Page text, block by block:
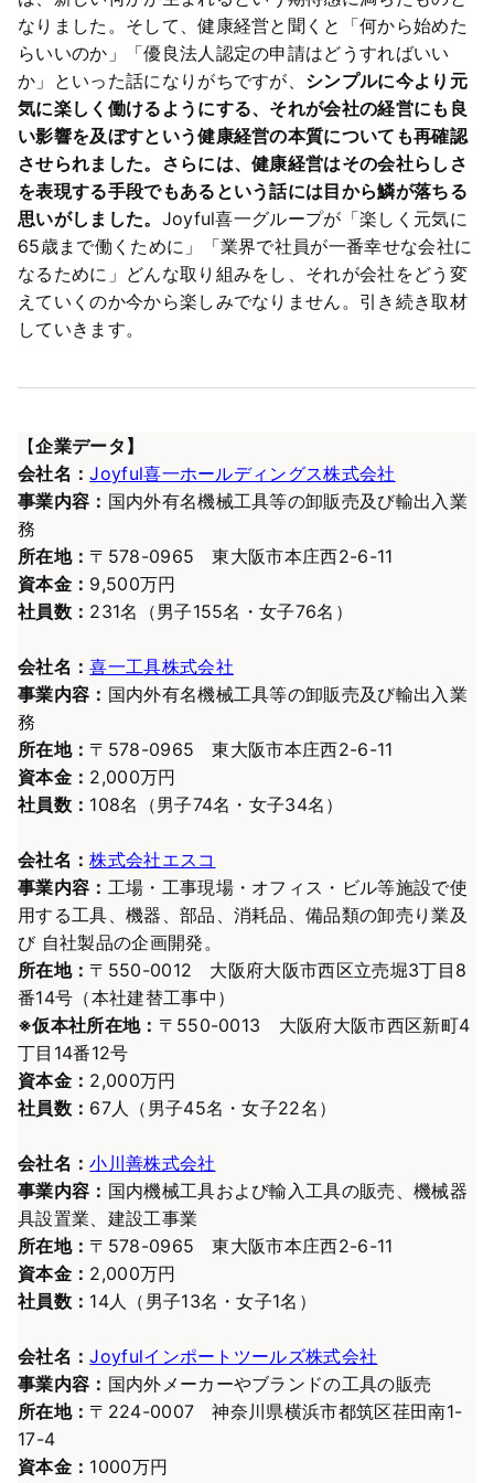
なりました。そして、健康経営と聞くと「何から始めた
らいいのか」「優良法人認定の申請はどうすればいい
か」といった話になりがちですが、 シンプルに今より元
気に楽しく働けるようにする、それが会社の経営にも良
い影響を及ぼすという健康経営の本質についても再確認
させられました。さらには、健康経営はその会社らしさ
を表現する手段でもあるという話には目から鱗が落ちる
思いがしました。 Joyful喜一グループが「楽しく元気に
65歳まで働くために」「業界で社員が一番幸せな会社に
なるために」どんな取り組みをし、それが会社をどう変
えていくのか今から楽しみでなりません。引き続き取材
していきます。
【企業データ】
会社名：Joyful喜一ホールディングス株式会社
事業内容： 国内外有名機械工具等の卸販売及び輸出入業
務
所在地： 〒578-0965 東大阪市本庄西2-6-11
資本金： 9,500万円
社員数： 231名（男子155名・女子76名）
会社名：喜一工具株式会社
事業内容： 国内外有名機械工具等の卸販売及び輸出入業
務
所在地： 〒578-0965 東大阪市本庄西2-6-11
資本金： 2,000万円
社員数： 108名（男子74名・女子34名）
会社名：株式会社エスコ
事業内容： 工場・工事現場・オフィス・ビル等施設で使
用する工具、機器、部品、消耗品、備品類の卸売り業及
び 自社製品の企画開発。
所在地： 〒550-0012 大阪府大阪市西区立売堀3丁目8
番14号（本社建替工事中）
※仮本社所在地： 〒550-0013 大阪府大阪市西区新町4
丁目14番12号
資本金： 2,000万円
社員数： 67人（男子45名・女子22名）
会社名：小川善株式会社
事業内容： 国内機械工具および輸入工具の販売、機械器
具設置業、建設工事業
所在地： 〒578-0965 東大阪市本庄西2-6-11
資本金： 2,000万円
社員数： 14人（男子13名・女子1名）
会社名：Joyfulインポートツールズ株式会社
事業内容： 国内外メーカーやブランドの工具の販売
所在地： 〒224-0007 神奈川県横浜市都筑区荏田南1-
17-4
資本金： 1000万円